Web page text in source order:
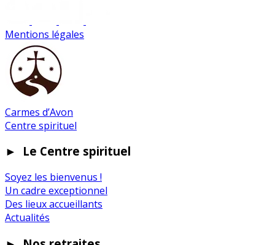
Mentions légales
Carmes d’Avon
Centre spirituel
► Le Centre spirituel
Soyez les bienvenus !
Un cadre exceptionnel
Des lieux accueillants
Actualités